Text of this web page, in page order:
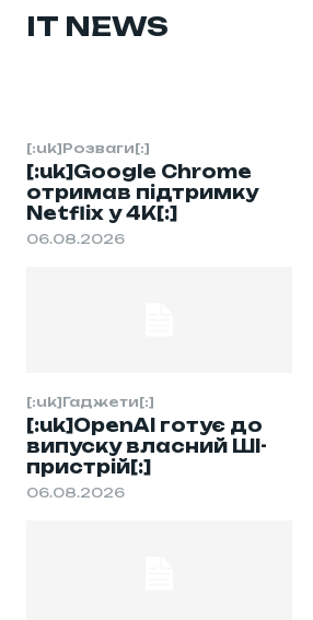
IT NEWS
[:uk]Розваги[:]
[:uk]Google Chrome
отримав підтримку
Netflix у 4K[:]
06.08.2026
[:uk]Гаджети[:]
[:uk]OpenAI готує до
випуску власний ШІ-
пристрій[:]
06.08.2026